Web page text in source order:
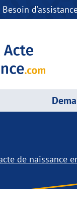
Besoin
de naissance